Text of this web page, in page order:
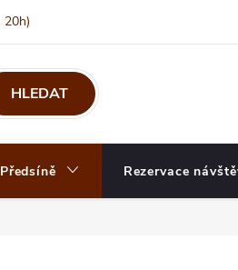
HLEDAT
Předsíně Rezervace